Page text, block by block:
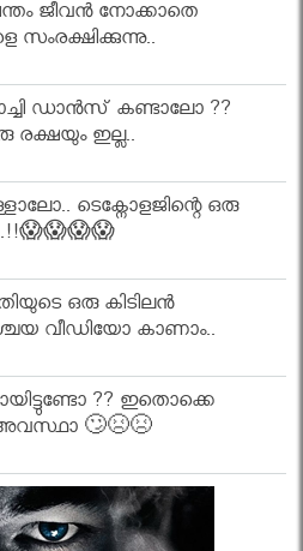
ജീവൻ നോക്കാതെ
സംരക്ഷിക്കുന്നു..
ഡാൻസ് കണ്ടാലോ ??
രക്ഷയും ഇല്ല..
ടെക്നോളജിന്റെ ഒരു
ഒരു കിടിലൻ
വീഡിയോ കാണാം..
?? ഇതൊക്കെ
🙄😣😣